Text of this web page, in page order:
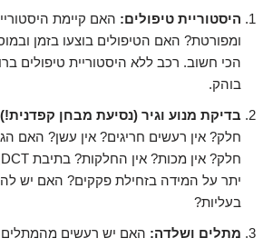
היסטוריית טיפולים: האם קיימת
ומפורטת? האם הטיפולים בוצעו בזמן
הכי חשוב. רכב ללא היסטוריית טיפולים
בוהק.
בדיקת מנוע וגיר (נסיעת מבחן
חלק? אין רעשים חריגים? אין עשן? האם
יתר על המידה בזחילת פקקים? האם יש
בעליות?
מתלים ושלדה: האם יש רעשים